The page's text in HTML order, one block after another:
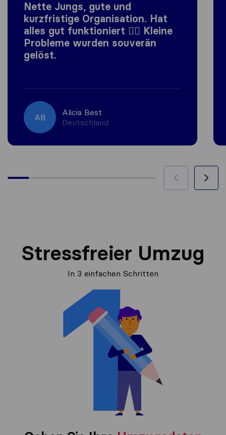
Nette Jungs, gute und
kurzfristige Organisation. Hat
alles gut funktioniert 👍🏼 Kleine
Probleme wurden souverän
gelöst.
AB
Alicia Best
Deutschland
Stressfreier Umzug
In 3 einfachen Schritten